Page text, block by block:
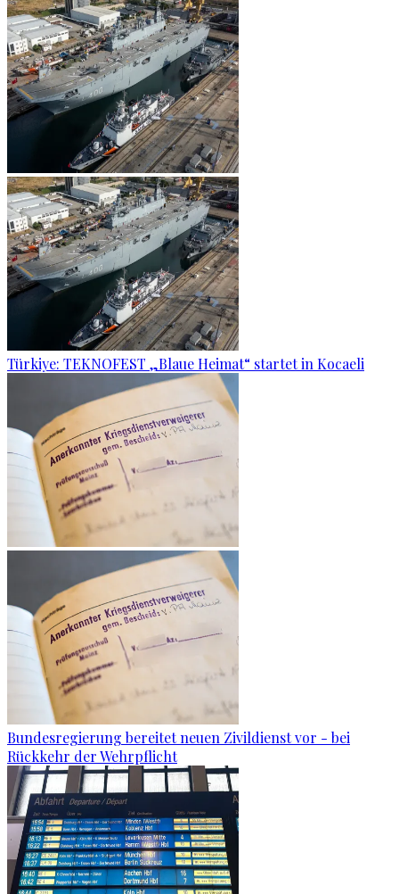
Türkiye: TEKNOFEST „Blaue Heimat“ startet in Kocaeli
Bundesregierung bereitet neuen Zivildienst vor - bei
Rückkehr der Wehrpflicht